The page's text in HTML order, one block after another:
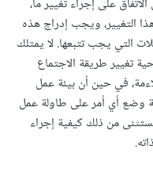
التغيير، ويجب إدراج هذه
التي يجب تتبعها. لا يمتلك
تغيير طريقة الاجتماع
في حين أن بيئة عمل
وضع أي أمر على طاولة عمل
من ذلك كيفية إجراء